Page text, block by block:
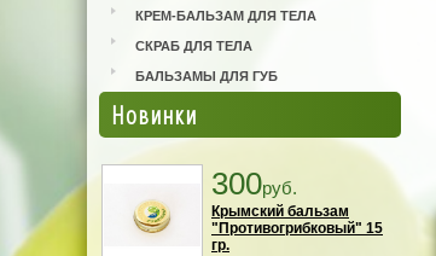
КРЕМ-БАЛЬЗАМ ДЛЯ ТЕЛА
СКРАБ ДЛЯ ТЕЛА
БАЛЬЗАМЫ ДЛЯ ГУБ
Новинки
300руб.
Крымский бальзам
"Противогрибковый" 15
гр.